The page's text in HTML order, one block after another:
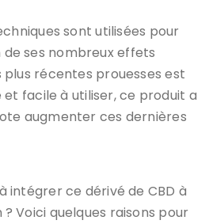
sont utilisées pour
ses nombreux effets
plus récentes prouesses est
et facile à utiliser, ce produit a
augmenter ces dernières
intégrer ce dérivé de CBD à
Voici quelques raisons pour